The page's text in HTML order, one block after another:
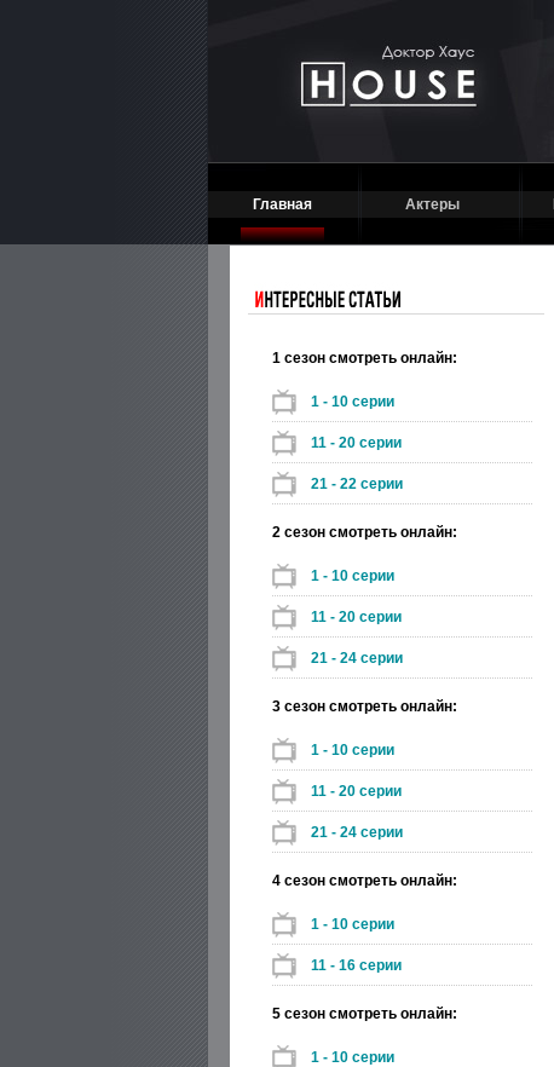
Главная Актеры
1 сезон смотреть онлайн:
1 - 10 серии
11 - 20 серии
21 - 22 серии
2 сезон смотреть онлайн:
1 - 10 серии
11 - 20 серии
21 - 24 серии
3 сезон смотреть онлайн:
1 - 10 серии
11 - 20 серии
21 - 24 серии
4 сезон смотреть онлайн:
1 - 10 серии
11 - 16 серии
5 сезон смотреть онлайн:
1 - 10 серии